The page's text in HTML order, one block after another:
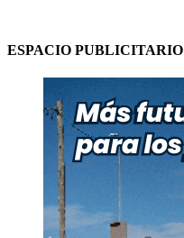
ESPACIO PUBLICITARIO